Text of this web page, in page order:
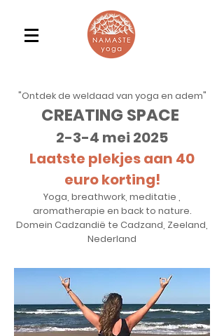
"Ontdek de weldaad van yoga en adem"
CREATING SPACE
2-3-4 mei 2025
Laatste plekjes aan 40
euro korting!
Yoga, breathwork, meditatie ,
aromatherapie en back to nature.
Domein Cadzandië te Cadzand, Zeeland,
Nederland